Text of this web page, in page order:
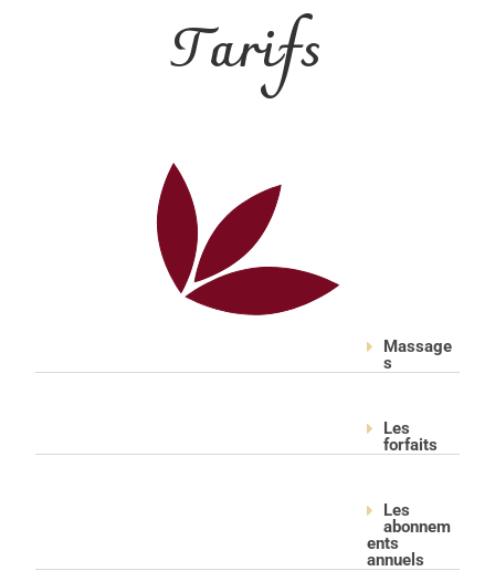
Tarifs
Massage
s
Les
forfaits
Les
abonnem
ents
annuels